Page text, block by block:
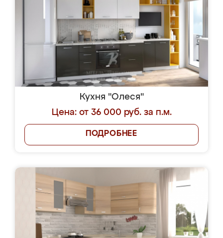
Кухня "Олеся"
Цена: от 36 000 руб. за п.м.
ПОДРОБНЕЕ